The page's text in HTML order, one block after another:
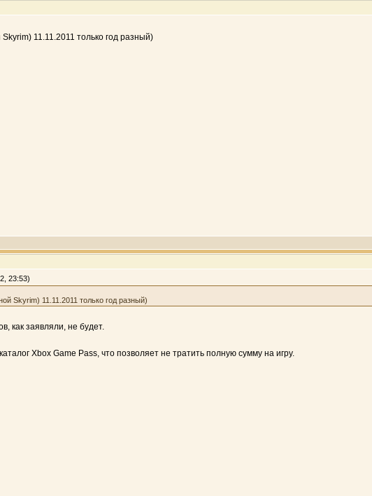
11.11.2011 только год разный)
23:53)
Skyrim) 11.11.2011 только год разный)
как заявляли, не будет.
Xbox Game Pass, что позволяет не тратить полную сумму на игру.